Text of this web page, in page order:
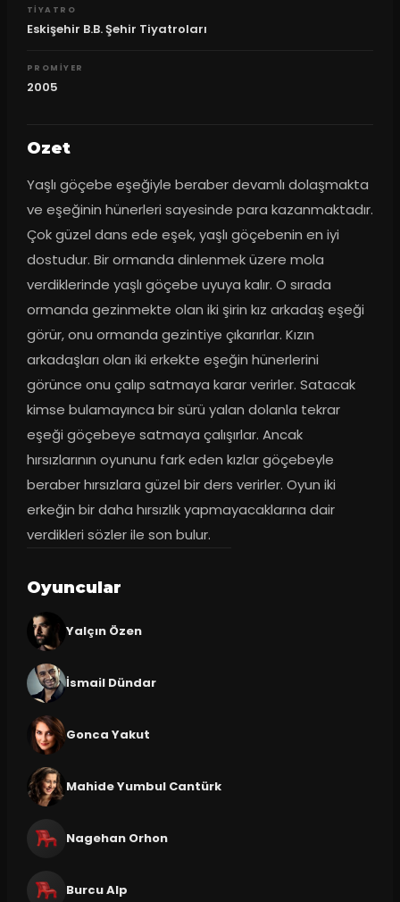
TIYATRO
Eskişehir B.B. Şehir Tiyatroları
PROMIYER
2005
Ozet
Yaşlı göçebe eşeğiyle beraber devamlı dolaşmakta
ve eşeğinin hünerleri sayesinde para kazanmaktadır.
Çok güzel dans ede eşek, yaşlı göçebenin en iyi
dostudur. Bir ormanda dinlenmek üzere mola
verdiklerinde yaşlı göçebe uyuya kalır. O sırada
ormanda gezinmekte olan iki şirin kız arkadaş eşeği
görür, onu ormanda gezintiye çıkarırlar. Kızın
arkadaşları olan iki erkekte eşeğin hünerlerini
görünce onu çalıp satmaya karar verirler. Satacak
kimse bulamayınca bir sürü yalan dolanla tekrar
eşeği göçebeye satmaya çalışırlar. Ancak
hırsızlarının oyununu fark eden kızlar göçebeyle
beraber hırsızlara güzel bir ders verirler. Oyun iki
erkeğin bir daha hırsızlık yapmayacaklarına dair
verdikleri sözler ile son bulur.
Oyuncular
Yalçın Özen
İsmail Dündar
Gonca Yakut
Mahide Yumbul Cantürk
Nagehan Orhon
Burcu Alp